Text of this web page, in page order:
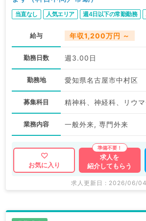
当直なし 人気エリア 週4日以下の常勤勤務
給与 年収1,200万円 ～
勤務日数 週3.00日
勤務地 愛知県名古屋市中村区
募集科目
業務内容 一般外来, 専門外来
お気に入り
求人を
紹介してもらう
求人更新日 : 2026/06/04